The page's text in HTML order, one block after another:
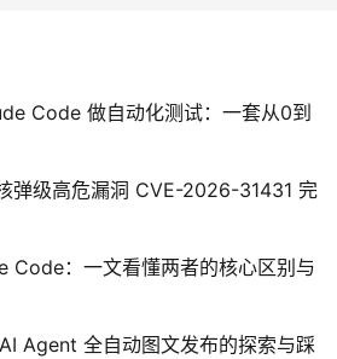
Code 做自动化测试：一套从0到
弹级高危漏洞 CVE-2026-31431 完
Code：一文看懂两者的核心区别与
Agent 全自动图文发布的探索与踩